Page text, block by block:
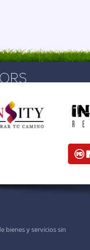
bienes y servicios sin